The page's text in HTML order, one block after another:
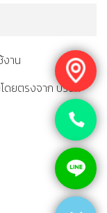
งาน
ดยตรงจาก บริษัท